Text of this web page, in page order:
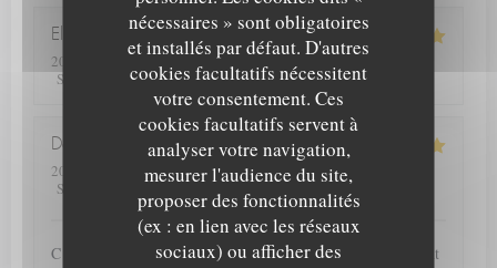
nécessaires » sont obligatoires
et installés par défaut. D'autres
cookies facultatifs nécessitent
votre consentement. Ces
cookies facultatifs servent à
analyser votre navigation,
mesurer l'audience du site,
proposer des fonctionnalités
(ex : en lien avec les réseaux
sociaux) ou afficher des
Elise
2026-06-13
- 12:00 - Couverts 4
Service
/5 Ambiance:5/5 Cuisine: 5/5 Qualité / Prix
Deprez
2026-06-12
- 20:00 - Couverts 2
Service
Ambiance: 5 /5 Cuisine: 5/5 Qualité / Prix
C est la seconde fois que nous nous rendons dans ce restaurant